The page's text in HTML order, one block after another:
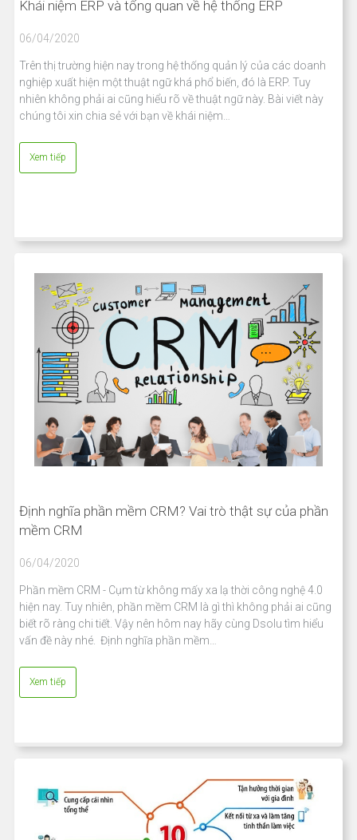
Khái niệm ERP và tổng quan về hệ thống ERP
06/04/2020
Trên thị trường hiện nay trong hệ thống quản lý của các doanh
nghiệp xuất hiện một thuật ngữ khá phổ biến, đó là ERP. Tuy
nhiên không phải ai cũng hiểu rõ về thuật ngữ này. Bài viết này
chúng tôi xin chia sẻ với bạn về khái niệm…
Xem tiếp
Định nghĩa phần mềm CRM? Vai trò thật sự của phần
mềm CRM
06/04/2020
Phần mềm CRM - Cụm từ không mấy xa lạ thời công nghệ 4.0
hiện nay. Tuy nhiên, phần mềm CRM là gì thì không phải ai cũng
biết rõ ràng chi tiết. Vậy nên hôm nay hãy cùng Dsolu tìm hiểu
vấn đề này nhé. Định nghĩa phần mềm…
Xem tiếp